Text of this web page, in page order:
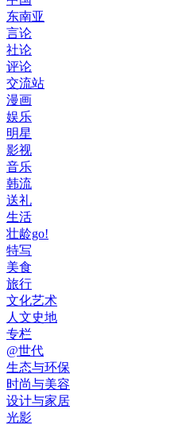
东南亚
言论
社论
评论
交流站
漫画
娱乐
明星
影视
音乐
韩流
送礼
生活
壮龄go!
特写
美食
旅行
文化艺术
人文史地
专栏
@世代
生态与环保
时尚与美容
设计与家居
光影